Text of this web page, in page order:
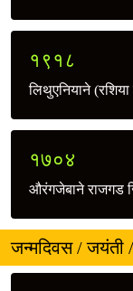
१९१८
लिथुएनियाने
१७०४
औरंगजेबाने राजगड
जन्मदिवस / जयंती